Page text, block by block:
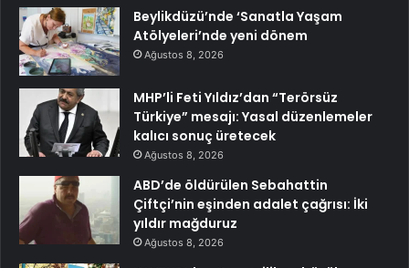
Beylikdüzü’nde ‘Sanatla Yaşam
Atölyeleri’nde yeni dönem
Ağustos 8, 2026
MHP’li Feti Yıldız’dan “Terörsüz
Türkiye” mesajı: Yasal düzenlemeler
kalıcı sonuç üretecek
Ağustos 8, 2026
ABD’de öldürülen Sebahattin
Çiftçi’nin eşinden adalet çağrısı: İki
yıldır mağduruz
Ağustos 8, 2026